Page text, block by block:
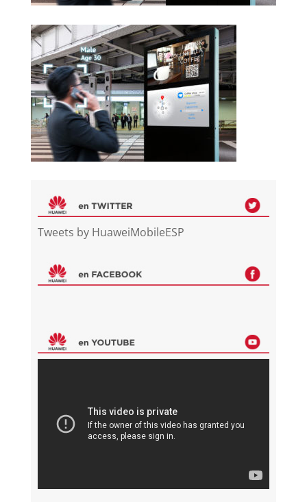
Tweets by HuaweiMobileESP